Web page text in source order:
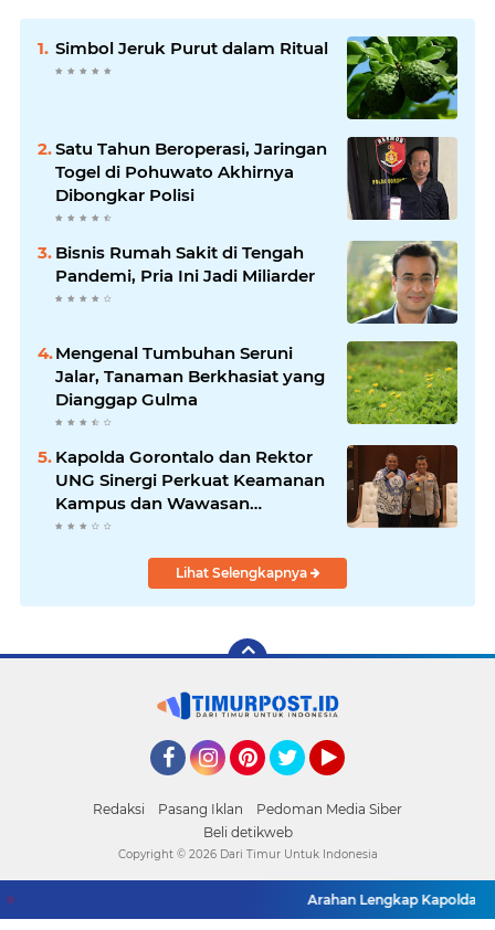
Simbol Jeruk Purut dalam Ritual
Satu Tahun Beroperasi, Jaringan
Togel di Pohuwato Akhirnya
Dibongkar Polisi
Bisnis Rumah Sakit di Tengah
Pandemi, Pria Ini Jadi Miliarder
Mengenal Tumbuhan Seruni
Jalar, Tanaman Berkhasiat yang
Dianggap Gulma
Kapolda Gorontalo dan Rektor
UNG Sinergi Perkuat Keamanan
Kampus dan Wawasan
Kebangsaan
Lihat Selengkapnya
Redaksi Pasang Iklan
Pedoman Media Siber
Beli detikweb
Arahan Lengkap Kapolda
Copyright © 2026 Dari Timur Untuk Indonesia